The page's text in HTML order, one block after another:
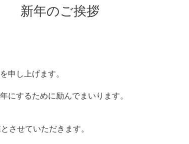
新年のご挨拶
申し上げます。
にするために励んでまいります。
させていただきます。